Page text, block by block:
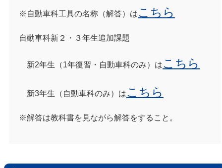
※自動車科工具の名称（解答）はこちら
自動車科新２・３年生追加課題
新2年生（1年復習・自動車科のみ）はこちら
新3年生（自動車科のみ）はこちら
※解答は教科書を見ながら解答をすること。